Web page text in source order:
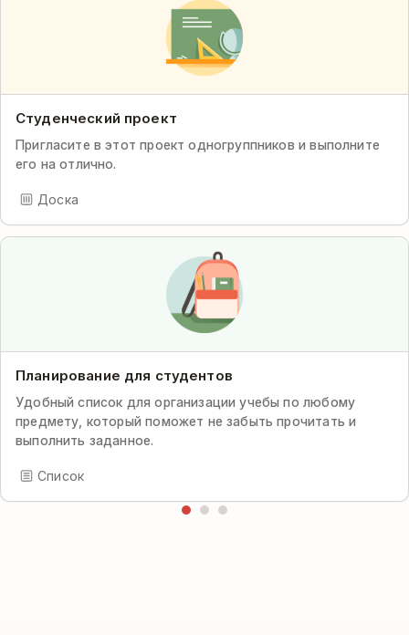
Студенческий проект
Пригласите в этот проект одногруппников и выполните
его на отлично.
Доска
Планирование для студентов
Удобный список для организации учебы по любому
предмету, который поможет не забыть прочитать и
выполнить заданное.
Список